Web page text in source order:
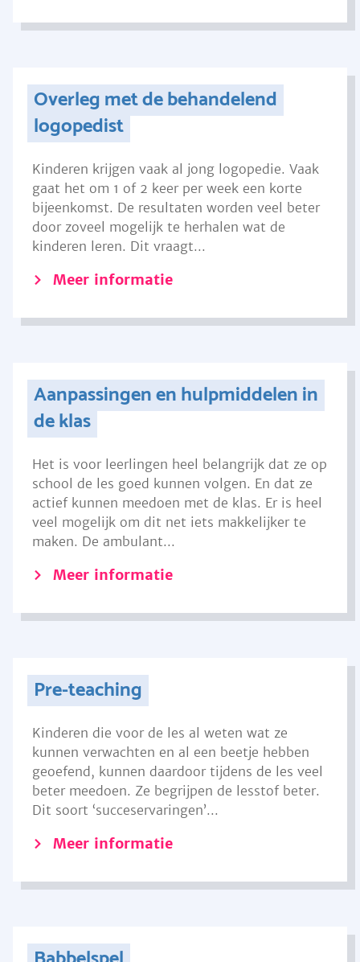
Overleg met de behandelend
logopedist
Kinderen krijgen vaak al jong logopedie. Vaak
gaat het om 1 of 2 keer per week een korte
bijeenkomst. De resultaten worden veel beter
door zoveel mogelijk te herhalen wat de
kinderen leren. Dit vraagt...
Meer informatie
Aanpassingen en hulpmiddelen in
de klas
Het is voor leerlingen heel belangrijk dat ze op
school de les goed kunnen volgen. En dat ze
actief kunnen meedoen met de klas. Er is heel
veel mogelijk om dit net iets makkelijker te
maken. De ambulant...
Meer informatie
Pre-teaching
Kinderen die voor de les al weten wat ze
kunnen verwachten en al een beetje hebben
geoefend, kunnen daardoor tijdens de les veel
beter meedoen. Ze begrijpen de lesstof beter.
Dit soort ‘succeservaringen’...
Meer informatie